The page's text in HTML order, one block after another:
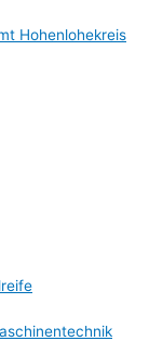
Hohenlohekreis